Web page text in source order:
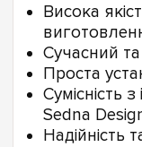
Висока
Сучасний
Проста
Сумісність
Sedna
Надійність